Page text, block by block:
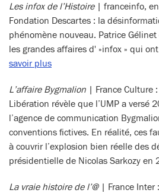
Les infox de l’Histoire| franceinfo,
Fondation Descartes : la
phénomène nouveau. Patrice
les grandes affaires d' »infox » qui
savoir plus
L’affaire Bygmalion | France Culture
Libération révèle que l’UMP a versé
l’agence de communication
conventions fictives. En réalité, ces
à couvrir l’explosion bien réelle des
présidentielle de Nicolas Sarkozy en
La vraie histoire de l’@| France Inter